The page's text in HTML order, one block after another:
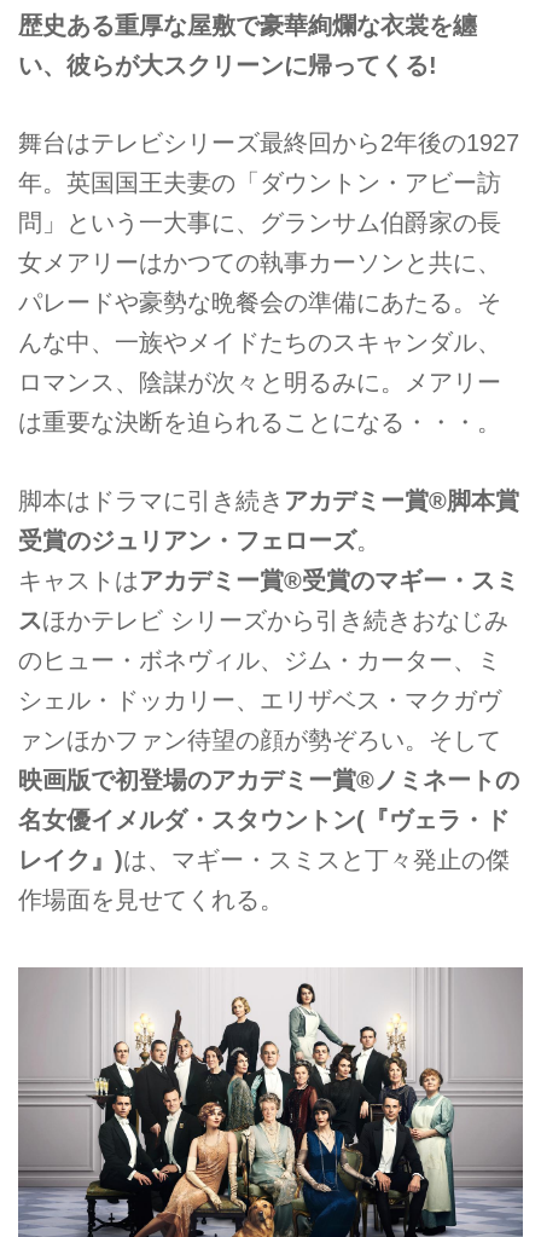
歴史ある重厚な屋敷で豪華絢爛な衣裳を纏
い、彼らが大スクリーンに帰ってくる!
舞台はテレビシリーズ最終回から2年後の1927
年。英国国王夫妻の「ダウントン・アビー訪
問」という一大事に、グランサム伯爵家の長
女メアリーはかつての執事カーソンと共に、
パレードや豪勢な晩餐会の準備にあたる。そ
んな中、一族やメイドたちのスキャンダル、
ロマンス、陰謀が次々と明るみに。メアリー
は重要な決断を迫られることになる・・・。
脚本はドラマに引き続き アカデミー賞®脚本賞
受賞のジュリアン・フェローズ。
キャストはアカデミー賞®受賞のマギー・スミ
スほかテレビ シリーズから引き続きおなじみ
のヒュー・ボネヴィル、ジム・カーター、ミ
シェル・ドッカリー、エリザベス・マクガヴ
ァンほかファン待望の顔が勢ぞろい。そして
映画版で初登場のアカデミー賞®ノミネートの
名女優イメルダ・スタウントン(『ヴェラ・ド
レイク』)は、マギー・スミスと丁々発止の傑
作場面を見せてくれる。